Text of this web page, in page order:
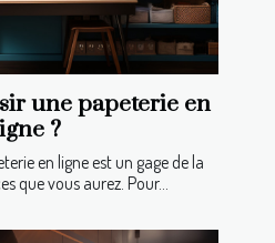
une papeterie en
?
en ligne est un gage de la
que vous aurez. Pour...